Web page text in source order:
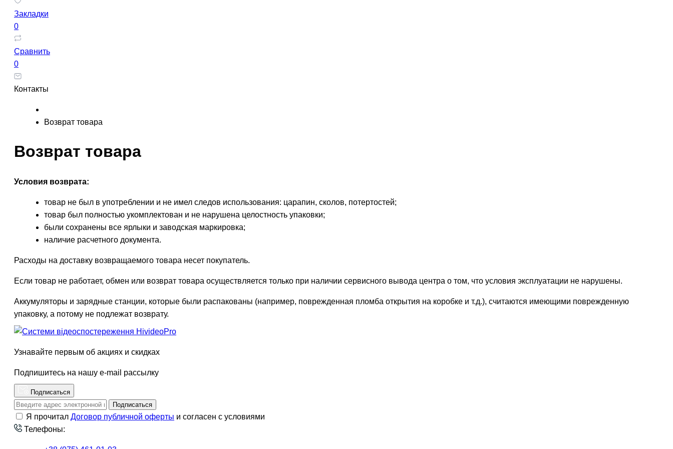
Закладки
0
Сравнить
0
Контакты
Возврат товара
Возврат товара
Условия возврата:
товар не был в употреблении и не имел следов использования: царапин, сколов, потертостей;
товар был полностью укомплектован и не нарушена целостность упаковки;
были сохранены все ярлыки и заводская маркировка;
наличие расчетного документа.
Расходы на доставку возвращаемого товара несет покупатель.
Если товар не работает, обмен или возврат товара осуществляется только при наличии сервисного вывода центра о том, что условия эксплуатации не нарушены.
Аккумуляторы и зарядные станции, которые были распакованы (например, поврежденная пломба открытия на коробке и т.д.), считаются имеющими поврежденную
упаковку, а потому не подлежат возврату.
Узнавайте первым об акциях и скидках
Подпишитесь на нашу e-mail рассылку
Подписаться
Подписаться
Я прочитал Договор публичной оферты и согласен с условиями
Телефоны: